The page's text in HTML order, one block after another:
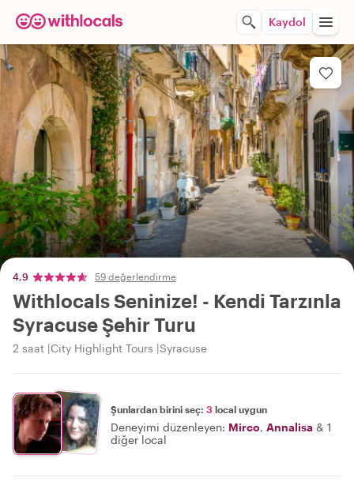
Kaydol
4,9 59 değerlendirme
Withlocals Seninize! - Kendi Tarzınla
Syracuse Şehir Turu
2 saat City Highlight Tours Syracuse
Şunlardan birini seç: 3 local uygun
Deneyimi düzenleyen: Mirco, Annalisa & 1
diğer local